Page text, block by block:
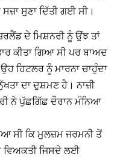
ਸੁਣਾ ਦਿੱਤੀ ਗਈ ਸੀ।
ਦੇ ਮਿਸ਼ਨਰੀ ਨੂੰ ਉਂਝ ਤਾਂ
ਕੀਤਾ ਗਿਆ ਸੀ ਪਰ ਬਾਅਦ
ਹਿਟਲਰ ਨੂੰ ਮਾਰਨਾ ਚਾਹੁੰਦਾ
ਦਾ ਦੁਸ਼ਮਣ ਹੈ। ਨਾਜ਼ੀ
ਨੇ ਪੁੱਛਗਿੱਛ ਦੌਰਾਨ ਮੰਨਿਆ
ਸੀ ਕਿ ਮੁਲਜ਼ਮ ਜਰਮਨੀ ਤੋਂ
ਵਿਅਕਤੀ ਜਿਸਦੇ ਲਈ